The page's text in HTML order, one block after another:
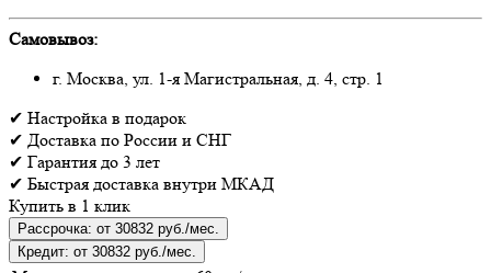
Самовывоз:
г. Москва, ул. 1-я Магистральная, д. 4, стр. 1
✔ Настройка в подарок
✔ Доставка по России и СНГ
✔ Гарантия до 3 лет
✔ Быстрая доставка внутри МКАД
Купить в 1 клик
Рассрочка: от 30832 руб./мес.
Кредит: от 30832 руб./мес.